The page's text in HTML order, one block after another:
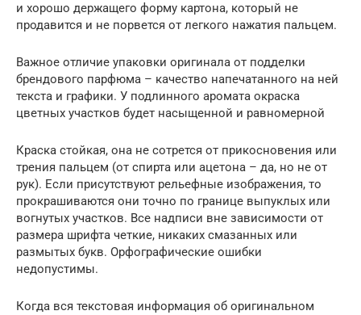
и хорошо держащего форму картона, который не
продавится и не порвется от легкого нажатия пальцем.
Важное отличие упаковки оригинала от подделки
брендового парфюма – качество напечатанного на ней
текста и графики. У подлинного аромата окраска
цветных участков будет насыщенной и равномерной
Краска стойкая, она не сотрется от прикосновения или
трения пальцем (от спирта или ацетона – да, но не от
рук). Если присутствуют рельефные изображения, то
прокрашиваются они точно по границе выпуклых или
вогнутых участков. Все надписи вне зависимости от
размера шрифта четкие, никаких смазанных или
размытых букв. Орфографические ошибки
недопустимы.
Когда вся текстовая информация об оригинальном